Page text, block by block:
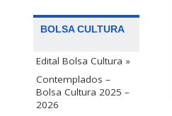
BOLSA CULTURA
Edital Bolsa Cultura »
Contemplados –
Bolsa Cultura 2025 –
2026